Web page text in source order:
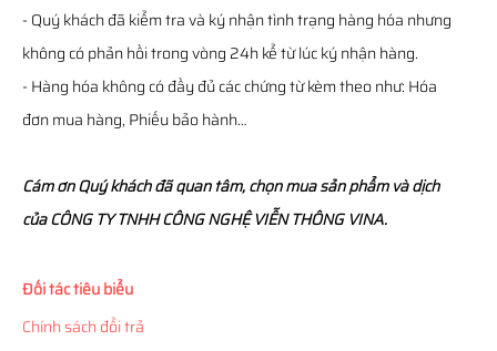
- Quý khách đã kiểm tra và ký nhận tình trạng hàng hóa nhưng
không có phản hồi trong vòng 24h kể từ lúc ký nhận hàng.
- Hàng hóa không có đầy đủ các chứng từ kèm theo như: Hóa
đơn mua hàng, Phiếu bảo hành…
Cám ơn Quý khách đã quan tâm, chọn mua sản phẩm và dịch
của CÔNG TY TNHH CÔNG NGHỆ VIỄN THÔNG VINA.
Đối tác tiêu biểu
Chính sách đổi trả